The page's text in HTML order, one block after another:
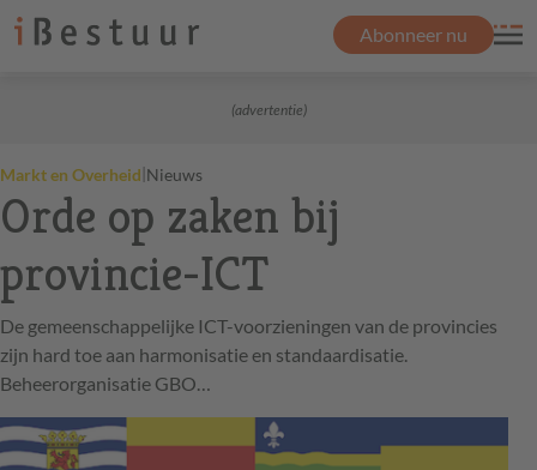
Abonneer nu
(advertentie)
Markt en Overheid|Nieuws
Orde op zaken bij
provincie-ICT
De gemeenschappelijke ICT-voorzieningen van de provincies
zijn hard toe aan harmonisatie en standaardisatie.
Beheerorganisatie GBO…